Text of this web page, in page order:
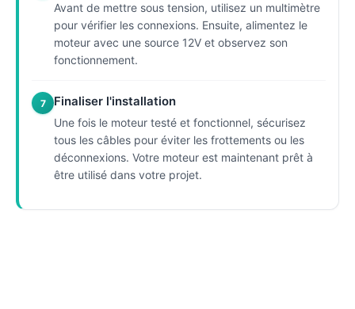
Avant de mettre sous tension, utilisez un multimètre
pour vérifier les connexions. Ensuite, alimentez le
moteur avec une source 12V et observez son
fonctionnement.
7 Finaliser l'installation
Une fois le moteur testé et fonctionnel, sécurisez
tous les câbles pour éviter les frottements ou les
déconnexions. Votre moteur est maintenant prêt à
être utilisé dans votre projet.